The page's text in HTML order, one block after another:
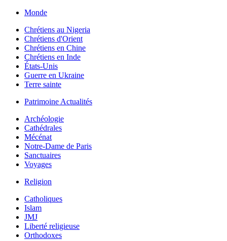
Monde
Chrétiens au Nigeria
Chrétiens d'Orient
Chrétiens en Chine
Chrétiens en Inde
États-Unis
Guerre en Ukraine
Terre sainte
Patrimoine Actualités
Archéologie
Cathédrales
Mécénat
Notre-Dame de Paris
Sanctuaires
Voyages
Religion
Catholiques
Islam
JMJ
Liberté religieuse
Orthodoxes